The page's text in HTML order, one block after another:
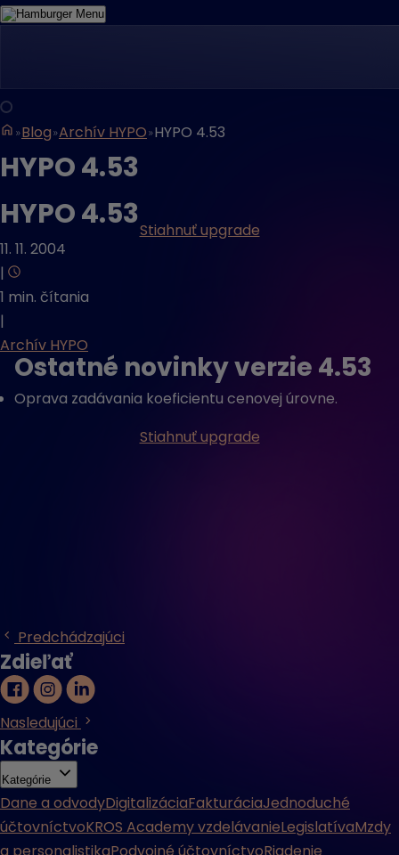
Menu
Blog Archív HYPO HYPO 4.53
HYPO 4.53
HYPO 4.53
11. 11. 2004
|
1 min. čítania
|
Archív HYPO
Stiahnuť upgrade
Ostatné novinky verzie 4.53
Oprava zadávania koeficientu cenovej úrovne.
Stiahnuť upgrade
Predchádzajúci
Zdieľať
Nasledujúci
Kategórie
Kategórie
Dane a odvodyDigitalizáciaFakturáciaJednoduché
účtovníctvoKROS Academy vzdelávanieLegislatívaMzdy